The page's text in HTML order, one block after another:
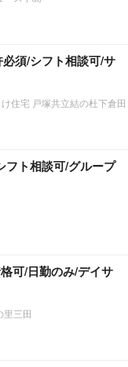
必須/シフト相談可/サ
住宅 戸塚共立結の杜下倉田
フト相談可/グループ
可/日勤のみ/デイサ
里三田